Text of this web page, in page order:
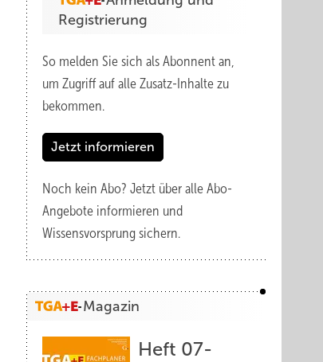
Registrierung
So melden Sie sich als Abonnent an,
um Zugriff auf alle Zusatz-Inhalte zu
bekommen.
Jetzt informieren
Noch kein Abo? Jetzt über alle Abo-
Angebote informieren und
Wissensvorsprung sichern.
Magazin
Heft 07-